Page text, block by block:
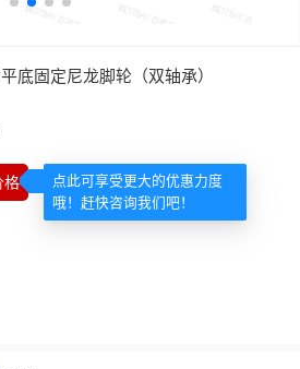
底固定尼龙脚轮（双轴承）
格
点此可享受更大的优惠力度
哦！赶快咨询我们吧！